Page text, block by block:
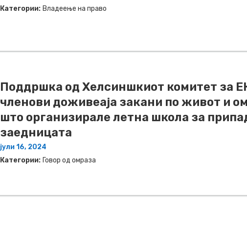
Категории: Владеење на право
Поддршка од Хелсиншкиот комитет за
членови доживеаја закани по живот и
што организирале летна школа за
заедницата
јули 16, 2024
Категории: Говор од омраза